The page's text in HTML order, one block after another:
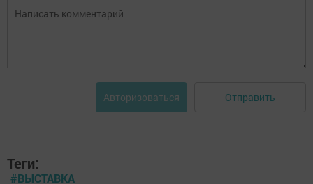
Авторизоваться Отправить
Теги:
#ВЫСТАВКА